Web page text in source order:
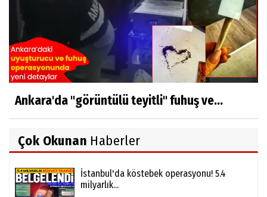
Ankara'da "görüntülü teyitli" fuhuş ve...
Çok Okunan Haberler
İstanbul'da köstebek operasyonu! 5.4
milyarlık...